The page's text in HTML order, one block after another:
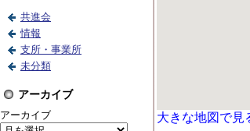
共進会
情報
支所・事業所
未分類
アーカイブ
アーカイブ
大きな地図で見